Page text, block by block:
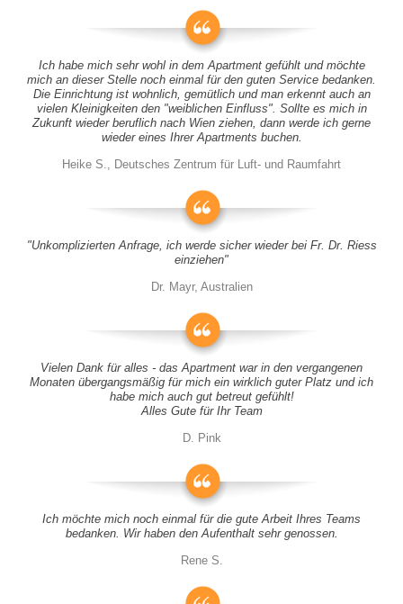
Ich habe mich sehr wohl in dem Apartment gefühlt und möchte
mich an dieser Stelle noch einmal für den guten Service bedanken.
Die Einrichtung ist wohnlich, gemütlich und man erkennt auch an
vielen Kleinigkeiten den "weiblichen Einfluss". Sollte es mich in
Zukunft wieder beruflich nach Wien ziehen, dann werde ich gerne
wieder eines Ihrer Apartments buchen.
Heike S., Deutsches Zentrum für Luft- und Raumfahrt
"Unkomplizierten Anfrage, ich werde sicher wieder bei Fr. Dr. Riess
einziehen"
Dr. Mayr, Australien
Vielen Dank für alles - das Apartment war in den vergangenen
Monaten übergangsmäßig für mich ein wirklich guter Platz und ich
habe mich auch gut betreut gefühlt!
Alles Gute für Ihr Team
D. Pink
Ich möchte mich noch einmal für die gute Arbeit Ihres Teams
bedanken. Wir haben den Aufenthalt sehr genossen.
Rene S.